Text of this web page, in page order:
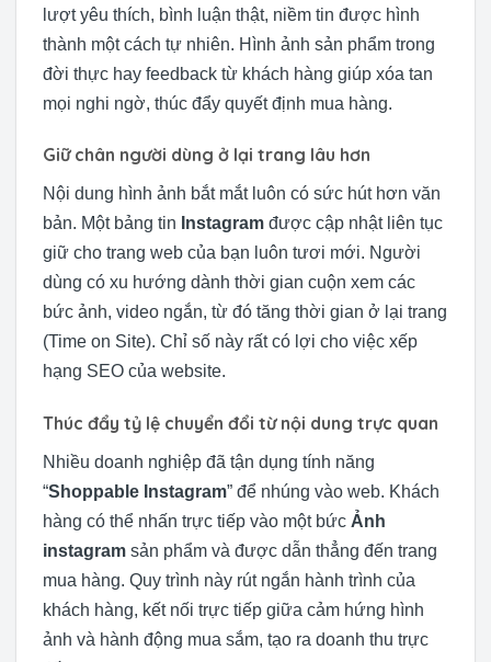
lượt yêu thích, bình luận thật, niềm tin được hình
thành một cách tự nhiên. Hình ảnh sản phẩm trong
đời thực hay feedback từ khách hàng giúp xóa tan
mọi nghi ngờ, thúc đẩy quyết định mua hàng.
Giữ chân người dùng ở lại trang lâu hơn
Nội dung hình ảnh bắt mắt luôn có sức hút hơn văn
bản. Một bảng tin Instagram được cập nhật liên tục
giữ cho trang web của bạn luôn tươi mới. Người
dùng có xu hướng dành thời gian cuộn xem các
bức ảnh, video ngắn, từ đó tăng thời gian ở lại trang
(Time on Site). Chỉ số này rất có lợi cho việc xếp
hạng SEO của website.
Thúc đẩy tỷ lệ chuyển đổi từ nội dung trực quan
Nhiều doanh nghiệp đã tận dụng tính năng
“Shoppable Instagram” để nhúng vào web. Khách
hàng có thể nhấn trực tiếp vào một bức Ảnh
instagram sản phẩm và được dẫn thẳng đến trang
mua hàng. Quy trình này rút ngắn hành trình của
khách hàng, kết nối trực tiếp giữa cảm hứng hình
ảnh và hành động mua sắm, tạo ra doanh thu trực